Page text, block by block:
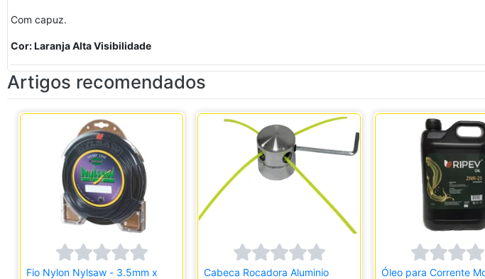
Com capuz.
Cor: Laranja Alta Visibilidade
Artigos recomendados
Fio Nylon Nylsaw - 3.5mm x
Cabeca Rocadora Aluminio
Óleo para Corrente